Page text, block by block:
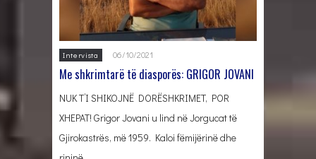
Intervista 06/10/2021
Me shkrimtarë të diasporës: GRIGOR JOVANI
NUK T’I SHIKOJNË DORËSHKRIMET, POR
XHEPAT! Grigor Jovani u lind në Jorgucat të
Gjirokastrës, më 1959. Kaloi fëmijërinë dhe